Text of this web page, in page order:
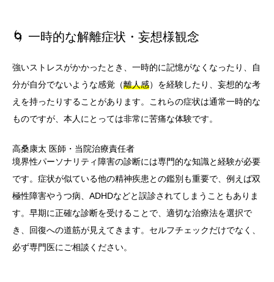
🌀 一時的な解離症状・妄想様観念
強いストレスがかかったとき、一時的に記憶がなくなったり、自
分が自分でないような感覚（離人感）を経験したり、妄想的な考
えを持ったりすることがあります。これらの症状は通常一時的な
ものですが、本人にとっては非常に苦痛な体験です。
高桑康太 医師・当院治療責任者
境界性パーソナリティ障害の診断には専門的な知識と経験が必要
です。症状が似ている他の精神疾患との鑑別も重要で、例えば双
極性障害やうつ病、ADHDなどと誤診されてしまうこともありま
す。早期に正確な診断を受けることで、適切な治療法を選択で
き、回復への道筋が見えてきます。セルフチェックだけでなく、
必ず専門医にご相談ください。